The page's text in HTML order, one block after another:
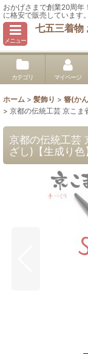
おかげさまで創業20周
に格安で販売しています。
メニュー
七五三着物
カテゴリ マイページ
ホーム > 髪飾り > 簪(か
> 京都の伝統工芸 京こま
京都の伝統工芸
ざし)【生成り色